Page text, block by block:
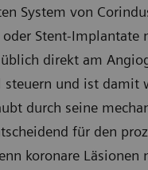
System von
Stent-
direkt am
und ist damit
durch seine
für den
koronare